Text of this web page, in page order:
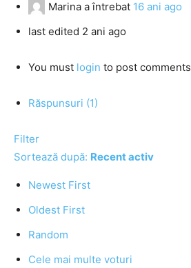
Marina a întrebat 16 ani ago
last edited 2 ani ago
You must login to post comments
Răspunsuri (1)
Filter
Sortează după: Recent activ
Newest First
Oldest First
Random
Cele mai multe voturi